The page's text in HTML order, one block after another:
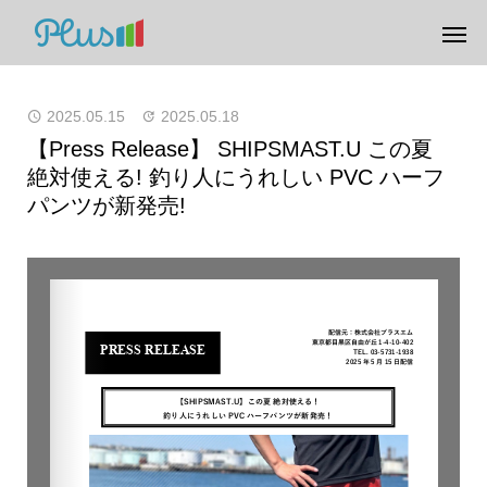
2025.05.15 2025.05.18
【Press Release】 SHIPSMAST.U この夏
絶対使える! 釣り人にうれしい PVC ハーフ
パンツが新発売!